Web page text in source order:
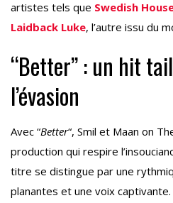
artistes tels que Swedish
Laidback Luke, l’autre issu du
“Better” : un hit
l’évasion
Avec “Better“, Smil et Maan on
production qui respire
titre se distingue par une
planantes et une voix